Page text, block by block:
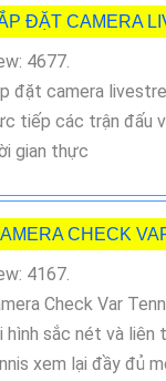
ĐẶT CAMERA
4677.
đặt camera
tiếp các trận đấu
gian thực
CHECK
4167.
Check Var
hình sắc nét và liên
xem lại đầy đủ